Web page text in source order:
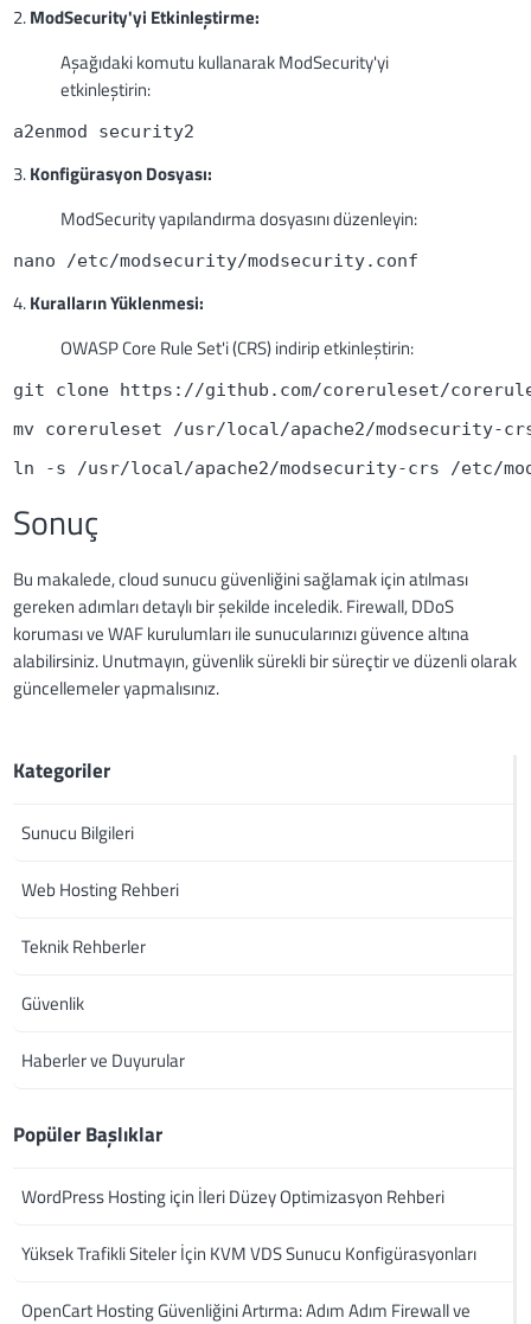
2.ModSecurity'yi Etkinleştirme:
Aşağıdaki komutu kullanarak ModSecurity'yi
etkinleştirin:
a2enmod security2
3.Konfigürasyon Dosyası:
ModSecurity yapılandırma dosyasını düzenleyin:
nano /etc/modsecurity/modsecurity.conf
4.Kuralların Yüklenmesi:
OWASP Core Rule Set'i (CRS) indirip etkinleştirin:
git clone https://github.com/coreruleset/
mv coreruleset /usr/local/apache2/modsecurity-
ln -s /usr/local/apache2/modsecurity-crs /etc/
Sonuç
Bu makalede, cloud sunucu güvenliğini sağlamak için atılması
gereken adımları detaylı bir şekilde inceledik. Firewall, DDoS
koruması ve WAF kurulumları ile sunucularınızı güvence altına
alabilirsiniz. Unutmayın, güvenlik sürekli bir süreçtir ve düzenli olarak
güncellemeler yapmalısınız.
Kategoriler
Sunucu Bilgileri
Web Hosting Rehberi
Teknik Rehberler
Güvenlik
Haberler ve Duyurular
Popüler Başlıklar
WordPress Hosting için İleri Düzey Optimizasyon Rehberi
Yüksek Trafikli Siteler İçin KVM VDS Sunucu Konfigürasyonları
OpenCart Hosting Güvenliğini Artırma: Adım Adım Firewall ve